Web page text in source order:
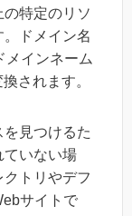
特定のリソ
ドメイン名
メインネーム
されます。
見つけるた
ていない場
トリやデフ
サイトで